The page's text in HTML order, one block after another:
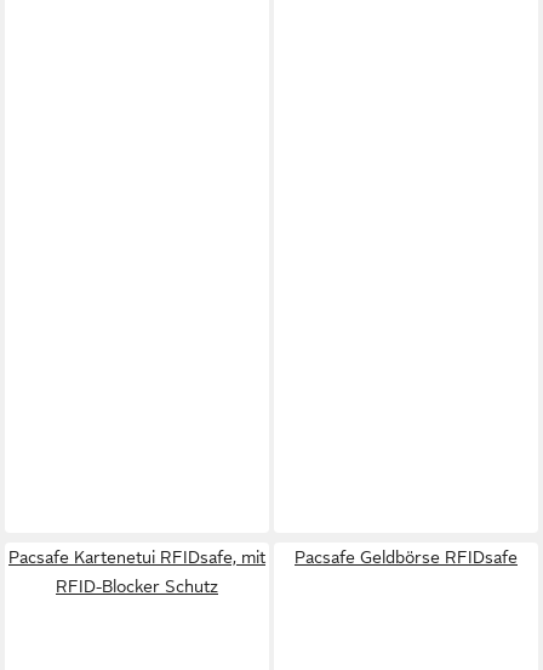
Pacsafe Kartenetui RFIDsafe, mit
RFID-Blocker Schutz
Pacsafe Geldbörse RFIDsafe